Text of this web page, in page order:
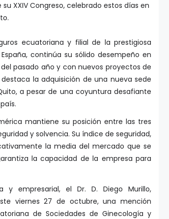
XXIV Congreso, celebrado estos días en
ecuatoriana y filial de la prestigiosa
continúa su sólido desempeño en
pasado año y con nuevos proyectos de
la adquisición de una nueva sede
a pesar de una coyuntura desafiante
mantiene su posición entre las tres
y solvencia. Su índice de seguridad,
la media del mercado que se
la capacidad de la empresa para
y empresarial, el Dr. D. Diego Murillo,
viernes 27 de octubre, una mención
de Sociedades de Ginecología y